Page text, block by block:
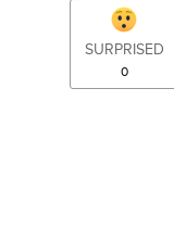
SURPRISED
0